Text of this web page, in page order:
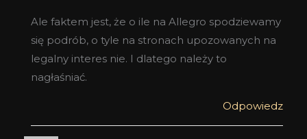
Ale faktem jest, że o ile na Allegro spodziewamy
się podrób, o tyle na stronach upozowanych na
legalny interes nie. I dlatego należy to
nagłaśniać.
Odpowiedz